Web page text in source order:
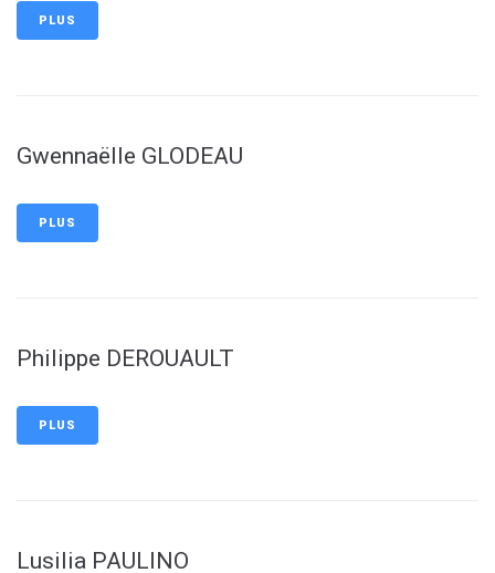
PLUS
Gwennaëlle GLODEAU
PLUS
Philippe DEROUAULT
PLUS
Lusilia PAULINO